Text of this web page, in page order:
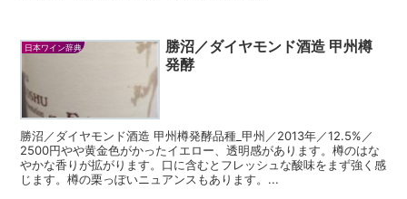
日本ワイン辞典
勝沼／ダイヤモンド酒造 甲州樽
発酵
勝沼／ダイヤモンド酒造 甲州樽発酵品種_甲州／2013年／12.5%／
2500円やや黄金色がかったイエロー、透明感があります。樽のはな
やかな香りが拡がります。口に含むとフレッシュな酸味をまず強く感
じます。樽の栗っぽいニュアンスもあります。...